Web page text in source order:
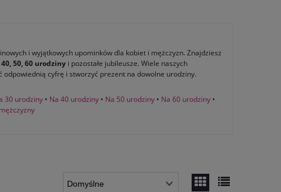
i wyjątkowych upominków dla kobiet i mężczyzn. Znajdziesz
40, 50, 60 urodziny i pozostałe jubileusze. Wiele naszych
cyfrę i stworzyć prezent na dowolne urodziny.
30 urodziny • Na 40 urodziny • Na 50 urodziny • Na 60 urodziny •